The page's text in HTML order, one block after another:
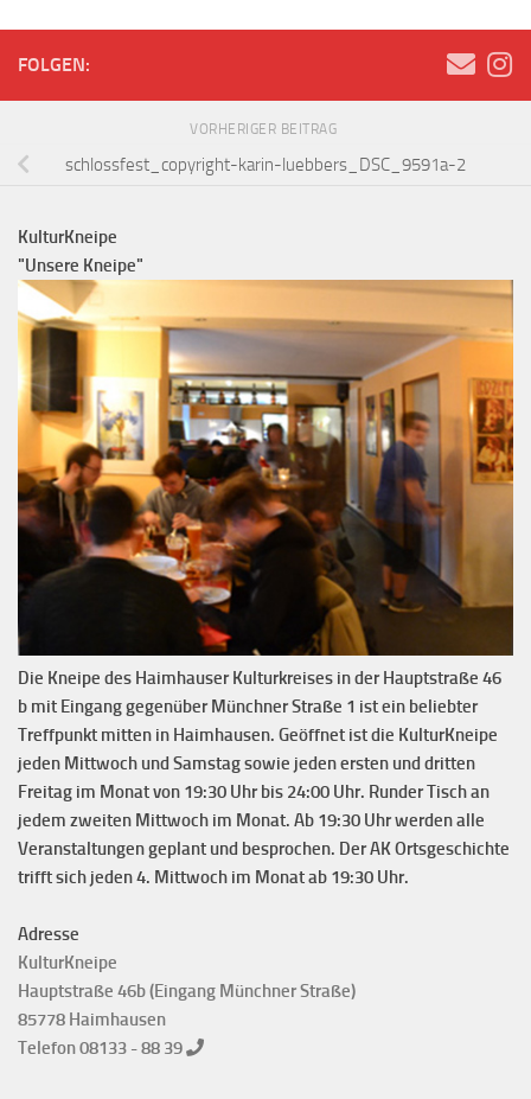
FOLGEN:
VORHERIGER BEITRAG
schlossfest_copyright-karin-luebbers_DSC_9591a-2
KulturKneipe
"Unsere Kneipe"
Die Kneipe des Haimhauser Kulturkreises in der Hauptstraße 46
b mit Eingang gegenüber Münchner Straße 1 ist ein beliebter
Treffpunkt mitten in Haimhausen. Geöffnet ist die KulturKneipe
jeden Mittwoch und Samstag sowie jeden ersten und dritten
Freitag im Monat von 19:30 Uhr bis 24:00 Uhr. Runder Tisch an
jedem zweiten Mittwoch im Monat. Ab 19:30 Uhr werden alle
Veranstaltungen geplant und besprochen. Der AK Ortsgeschichte
trifft sich jeden 4. Mittwoch im Monat ab 19:30 Uhr.
Adresse
KulturKneipe
Hauptstraße 46b (Eingang Münchner Straße)
85778 Haimhausen
Telefon 08133 - 88 39